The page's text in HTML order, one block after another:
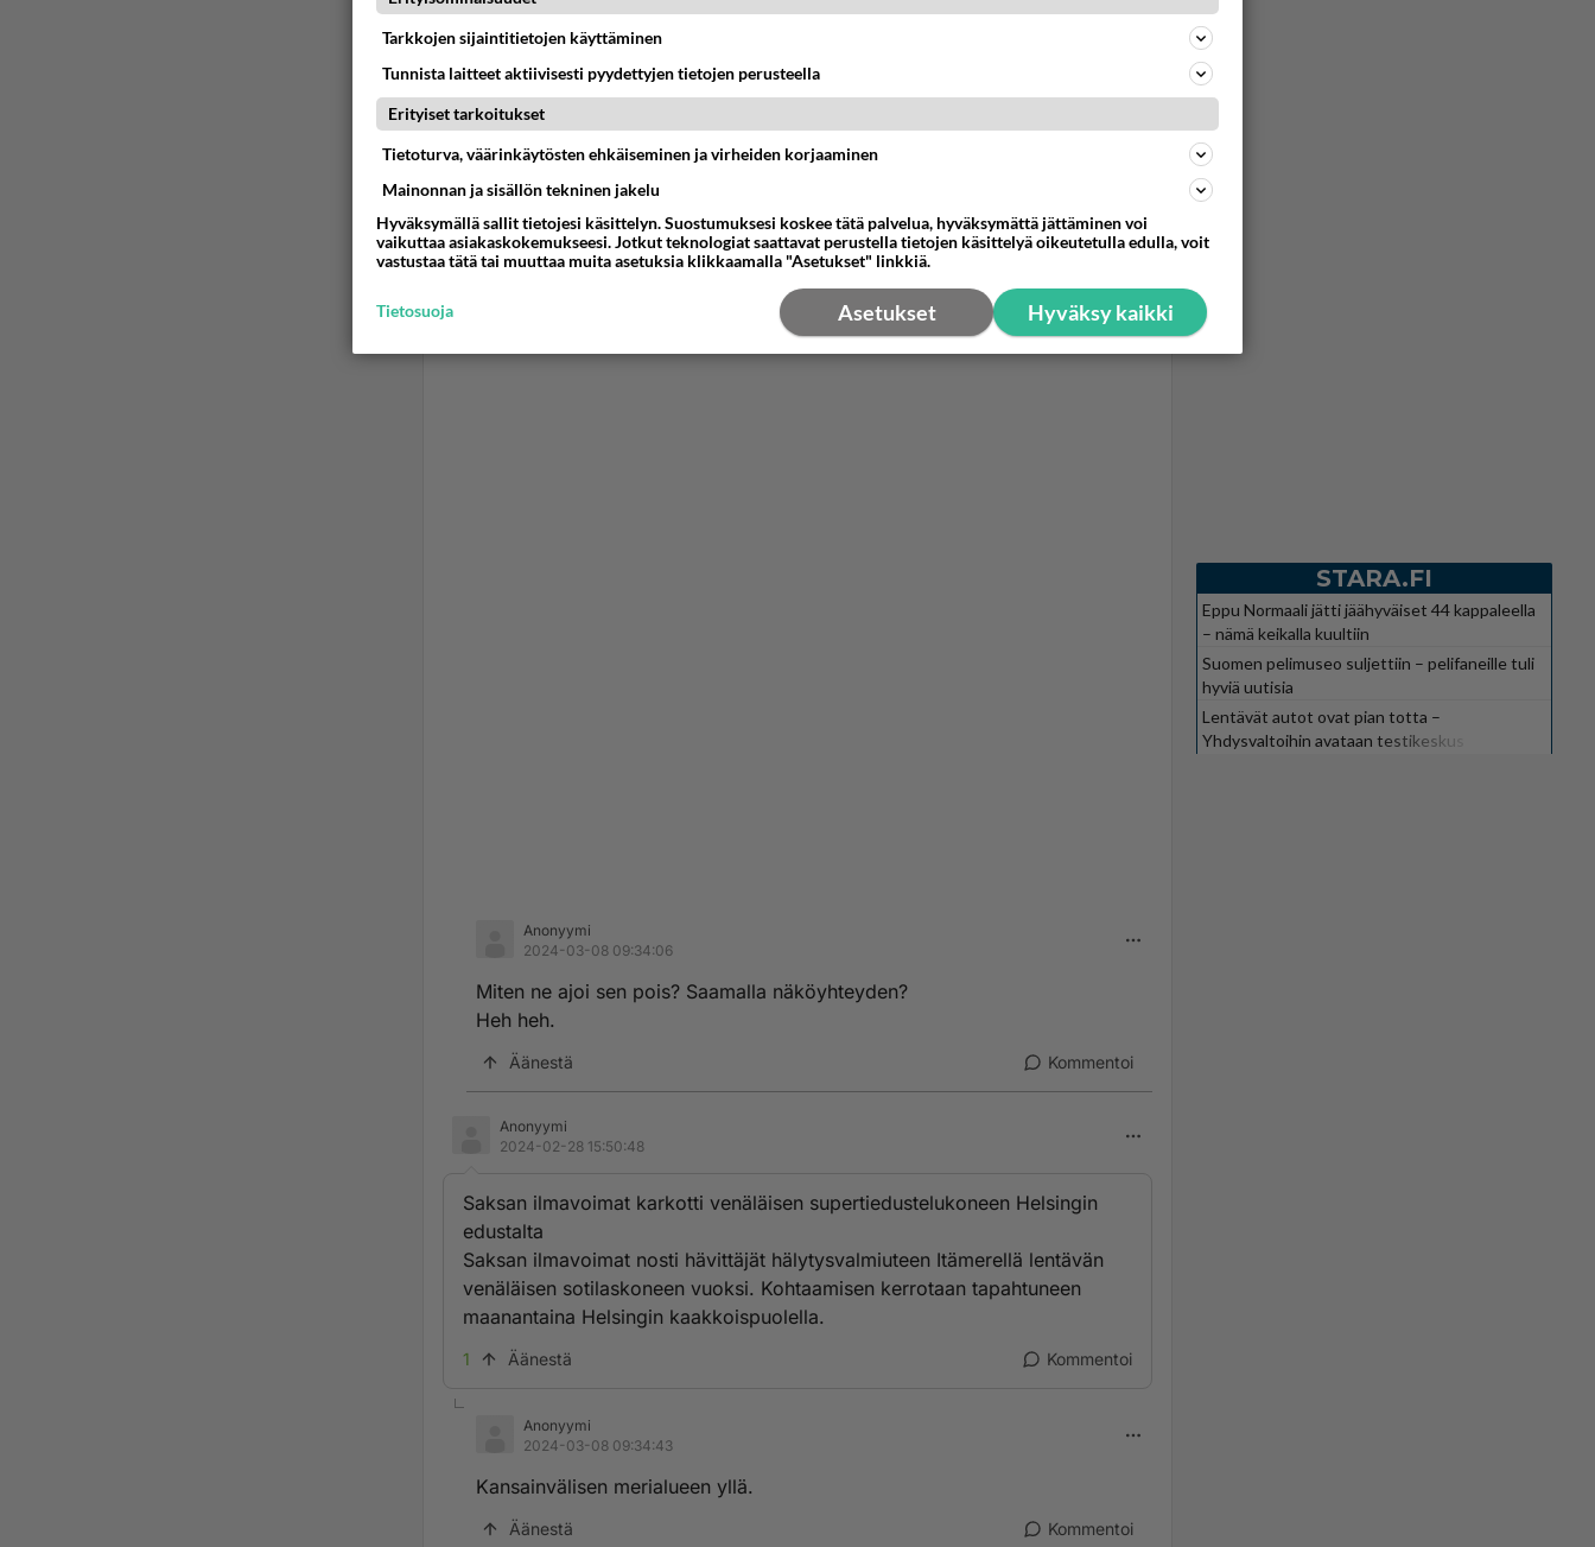
Anonyymi
Olis pitänyt ampua alas
Äänestä Kommentoi
Anonyymi
2024-03-08 09:34:06
Miten ne ajoi sen pois? Saamalla näköyhteyden?
Heh heh.
Äänestä Kommentoi
Anonyymi
2024-02-28 15:50:48
Saksan ilmavoimat karkotti venäläisen supertiedustelukoneen Helsingin
edustalta
Saksan ilmavoimat nosti hävittäjät hälytysvalmiuteen Itämerellä lentävän
venäläisen sotilaskoneen vuoksi. Kohtaamisen kerrotaan tapahtuneen
maanantaina Helsingin kaakkoispuolella.
1 Äänestä Kommentoi
Anonyymi
2024-03-08 09:34:43
Kansainvälisen merialueen yllä.
Äänestä Kommentoi
STARA.FI
Eppu Normaali jätti jäähyväiset 44 kappaleella
– nämä keikalla kuultiin
Suomen pelimuseo suljettiin – pelifaneille tuli
hyviä uutisia
Lentävät autot ovat pian totta –
Yhdysvaltoihin avataan testikeskus
Tarkkojen sijaintitietojen käyttäminen
Tunnista laitteet aktiivisesti pyydettyjen tietojen perusteella
Erityiset tarkoitukset
Tietoturva, väärinkäytösten ehkäiseminen ja virheiden korjaaminen
Mainonnan ja sisällön tekninen jakelu
Hyväksymällä sallit tietojesi käsittelyn. Suostumuksesi koskee tätä palvelua, hyväksymättä jättäminen voi
vaikuttaa asiakaskokemukseesi. Jotkut teknologiat saattavat perustella tietojen käsittelyä oikeutetulla edulla, voit
vastustaa tätä tai muuttaa muita asetuksia klikkaamalla "Asetukset" linkkiä.
Hyväksy kaikki
Asetukset
Tietosuoja